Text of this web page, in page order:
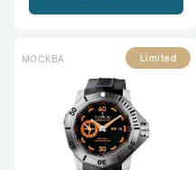
МОСКВА Limited